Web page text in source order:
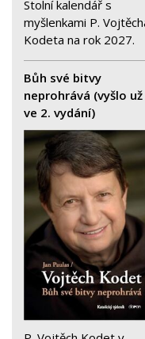
Stolní kalendář s
myšlenkami P.
Kodeta na rok 2027.
Bůh své bitvy
neprohrává (vyšlo už
ve 2. vydání)